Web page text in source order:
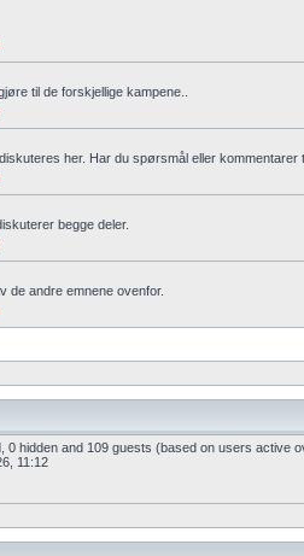
til de forskjellige kampene..
her. Har du spørsmål eller kommentarer
begge deler.
de andre emnene ovenfor.
0 hidden and 109 guests (based on users active
11:12